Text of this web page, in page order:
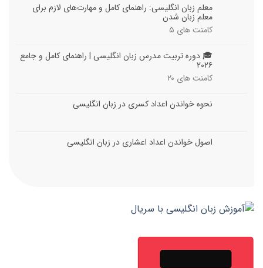
معلم زبان انگلیسی: راهنمای کامل و مهارت‌های لازم برای
معلم زبان شدن
کامنت های ۵
🎓 دوره تربیت مدرس زبان انگلیسی | راهنمای کامل و جامع
۲۰۲۶
کامنت های ۲۰
نحوه خواندن اعداد کسری در زبان انگلیسی
اصول خواندن اعداد اعشاری در زبان انگلیسی